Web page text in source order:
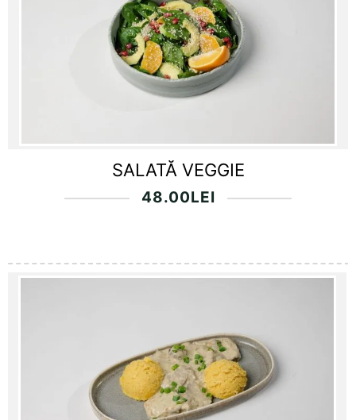
SALATĂ VEGGIE
48.00LEI